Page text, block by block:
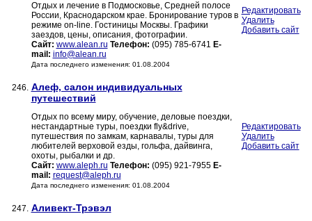
Отдых и лечение в Подмосковье, Средней полосе
России, Краснодарском крае. Бронирование туров в
режиме on-line. Гостиницы Москвы. Графики
заездов, цены, описания, фотографии.
Сайт: www.alean.ru Телефон: (095) 785-6741 E-
mail: info@alean.ru
Дата последнего изменения: 01.08.2004
Редактировать
Удалить
Добавить сайт
246. Алеф, салон индивидуальных
путешествий
Отдых по всему миру, обучение, деловые поездки,
нестандартные туры, поездки fly&drive,
путешествия по замкам, карнавалы, туры для
любителей верховой езды, гольфа, дайвинга,
охоты, рыбалки и др.
Сайт: www.aleph.ru Телефон: (095) 921-7955 E-
mail: request@aleph.ru
Дата последнего изменения: 01.08.2004
Редактировать
Удалить
Добавить сайт
247. Аливект-Трэвэл